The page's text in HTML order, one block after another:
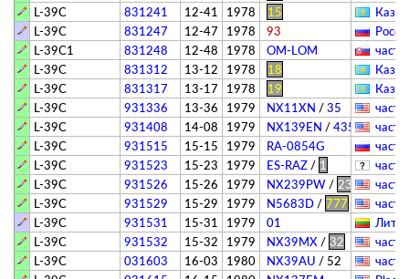
L-39C
831241 12-41 1978 15
L-39C
831247 12-47 1978 93
L-39C1
831248 12-48 1978 OM-LOM
L-39C
831312 13-12 1978 18
L-39C
831317 13-17 1978 19
L-39C
931336 13-36 1979 NX11XN /35
L-39C
931408 14-08 1979 NX139EN /4355 / 555
L-39C
931515 15-15 1979 RA-0854G
L-39C
931523 15-23 1979 ES-RAZ / 1
L-39C
931526 15-26 1979 NX239PW / 239
L-39C
931529 15-29 1979 N5683D / 777
L-39C
931531 15-31 1979 01
L-39C
931532 15-32 1979 NX39MX / 32
L-39C
031603 16-03 1980 NX39AU / 52